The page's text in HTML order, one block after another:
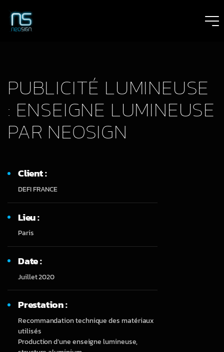
PUBLICITÉ LUMINEUSE
: ENSEIGNE LUMINEUSE
PAR NEOSIGN
Client :
DEFI FRANCE
Lieu :
Paris
Date :
Juillet 2020
Prestation :
Recommandation technique des matériaux
utilisés
Production d’une enseigne lumineuse,